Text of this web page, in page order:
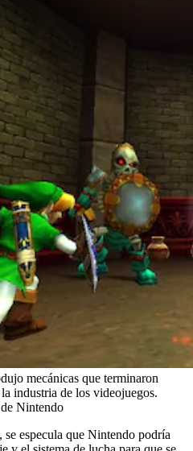
mecánicas que terminaron
industria de los videojuegos.
Nintendo
se especula que Nintendo podría